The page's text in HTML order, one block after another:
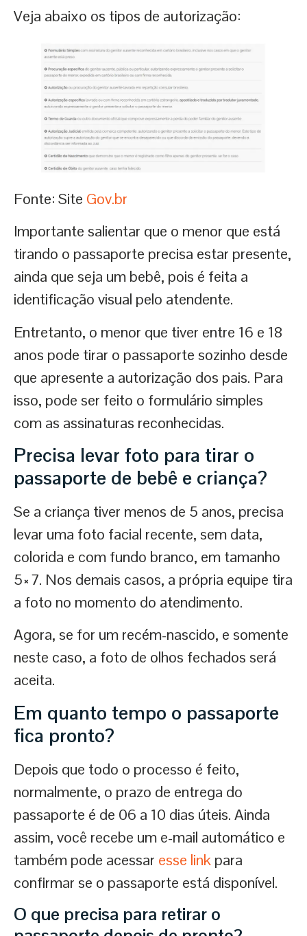
Veja abaixo os tipos de autorização:
Fonte: Site Gov.br
Importante salientar que o menor que está
tirando o passaporte precisa estar presente,
ainda que seja um bebê, pois é feita a
identificação visual pelo atendente.
Entretanto, o menor que tiver entre 16 e 18
anos pode tirar o passaporte sozinho desde
que apresente a autorização dos pais. Para
isso, pode ser feito o formulário simples
com as assinaturas reconhecidas.
Precisa levar foto para tirar o
passaporte de bebê e criança?
Se a criança tiver menos de 5 anos, precisa
levar uma foto facial recente, sem data,
colorida e com fundo branco, em tamanho
5×7. Nos demais casos, a própria equipe tira
a foto no momento do atendimento.
Agora, se for um recém-nascido, e somente
neste caso, a foto de olhos fechados será
aceita.
Em quanto tempo o passaporte
fica pronto?
Depois que todo o processo é feito,
normalmente, o prazo de entrega do
passaporte é de 06 a 10 dias úteis. Ainda
assim, você recebe um e-mail automático e
também pode acessar esse link para
confirmar se o passaporte está disponível.
O que precisa para retirar o